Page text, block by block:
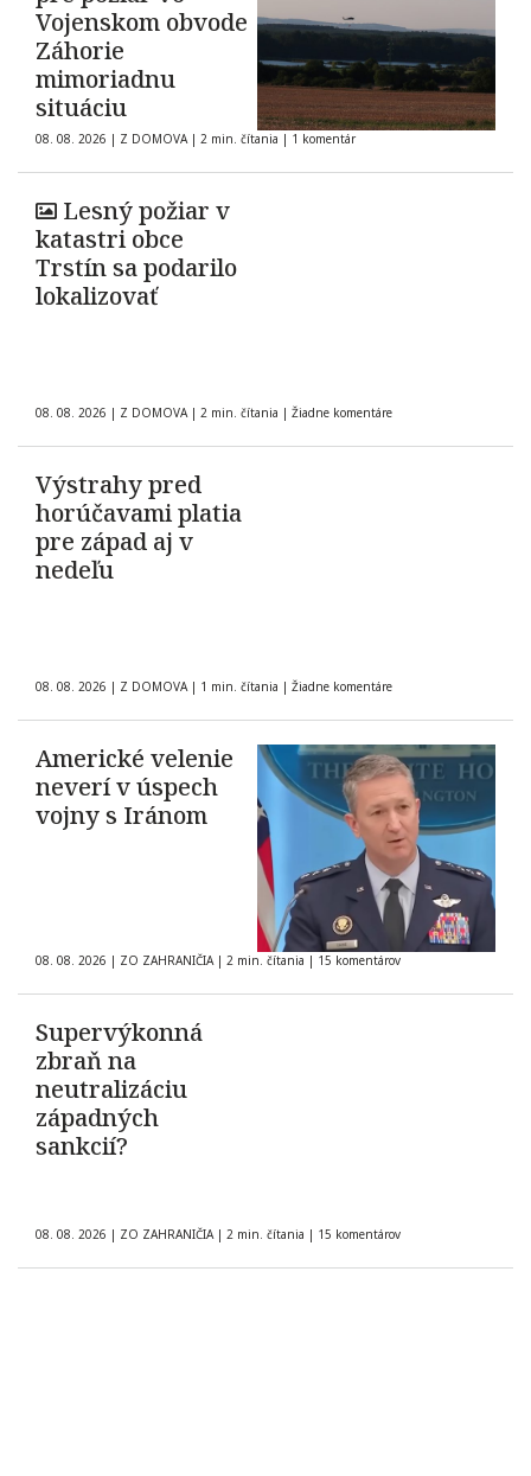
Vojenskom obvode
Záhorie
mimoriadnu
situáciu
08. 08. 2026 | Z DOMOVA | 2 min. čítania | 1 komentár
Lesný požiar v
katastri obce
Trstín sa podarilo
lokalizovať
08. 08. 2026 | Z DOMOVA | 2 min. čítania | Žiadne komentáre
Výstrahy pred
horúčavami platia
pre západ aj v
nedeľu
08. 08. 2026 | Z DOMOVA | 1 min. čítania | Žiadne komentáre
Americké velenie
neverí v úspech
vojny s Iránom
08. 08. 2026 | ZO ZAHRANIČIA | 2 min. čítania | 15 komentárov
Supervýkonná
zbraň na
neutralizáciu
západných
sankcií?
08. 08. 2026 | ZO ZAHRANIČIA | 2 min. čítania | 15 komentárov